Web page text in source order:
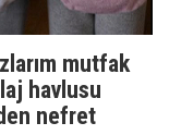
mutfak
havlusu
nefret